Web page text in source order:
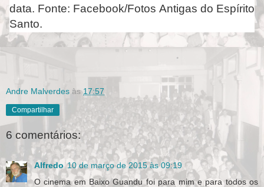
data. Fonte: Facebook/Fotos Antigas do Espírito
Santo.
Andre Malverdes às17:57
Compartilhar
6 comentários:
Alfredo 10 de março de 2015 às 09:19
O cinema em Baixo Guandu foi para mim e para todos os